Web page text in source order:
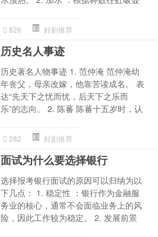
826 好剧推荐
历史名人事迹
历史著名人物事迹 1. 范仲淹 范仲淹幼
年丧父，母亲改嫁，他靠苦读成名。 表
达“先天下之忧而忧，后天下之乐而
乐”的志向。 2. 陈蕃 陈蕃十五岁时，认
282 好剧推荐
面试为什么要选择银行
选择报考银行面试的原因可以归纳为以
下几点： 1. 稳定性 ：银行作为金融服
务业的核心，通常不会面临业务上的风
险，因此工作较为稳定。 2. 发展前景